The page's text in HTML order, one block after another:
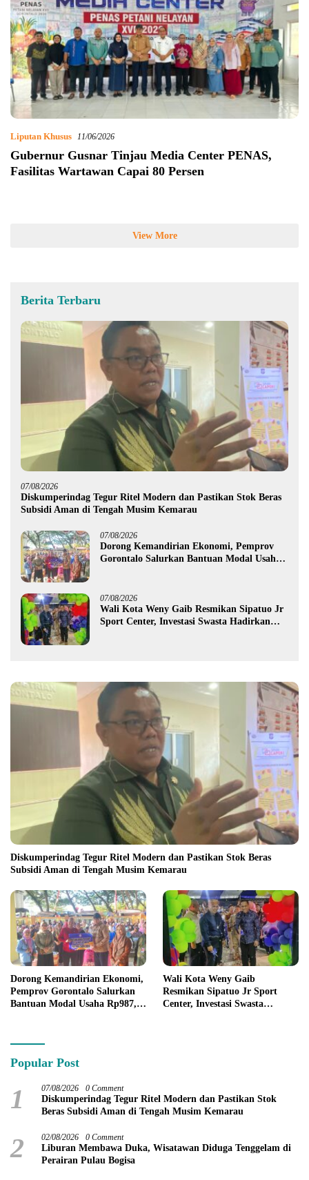
Liputan Khusus 11/06/2026
Gubernur Gusnar Tinjau Media Center PENAS,
Fasilitas Wartawan Capai 80 Persen
View More
Berita Terbaru
07/08/2026
Diskumperindag Tegur Ritel Modern dan Pastikan Stok Beras
Subsidi Aman di Tengah Musim Kemarau
07/08/2026
Dorong Kemandirian Ekonomi, Pemprov
Gorontalo Salurkan Bantuan Modal Usaha
07/08/2026
Wali Kota Weny Gaib Resmikan Sipatuo Jr
Sport Center, Investasi Swasta Hadirkan
Diskumperindag Tegur Ritel Modern dan Pastikan Stok Beras
Subsidi Aman di Tengah Musim Kemarau
Dorong Kemandirian Ekonomi,
Pemprov Gorontalo Salurkan
Bantuan Modal Usaha Rp987,5
Wali Kota Weny Gaib
Resmikan Sipatuo Jr Sport
Center, Investasi Swasta
Popular Post
1 07/08/2026 0 Comment
Diskumperindag Tegur Ritel Modern dan Pastikan Stok
Beras Subsidi Aman di Tengah Musim Kemarau
2 02/08/2026 0 Comment
Liburan Membawa Duka, Wisatawan Diduga Tenggelam di
Perairan Pulau Bogisa